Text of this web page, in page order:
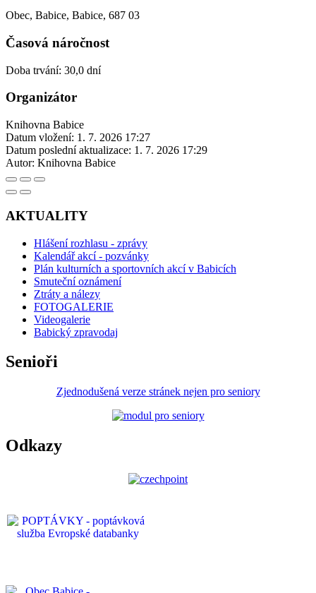
Obec, Babice, Babice, 687 03
Časová náročnost
Doba trvání: 30,0 dní
Organizátor
Knihovna Babice
Datum vložení: 1. 7. 2026 17:27
Datum poslední aktualizace: 1. 7. 2026 17:29
Autor: Knihovna Babice
AKTUALITY
Hlášení rozhlasu - zprávy
Kalendář akcí - pozvánky
Plán kulturních a sportovních akcí v Babicích
Smuteční oznámení
Ztráty a nálezy
FOTOGALERIE
Videogalerie
Babický zpravodaj
Senioři
Zjednodušená verze stránek nejen pro seniory
Odkazy